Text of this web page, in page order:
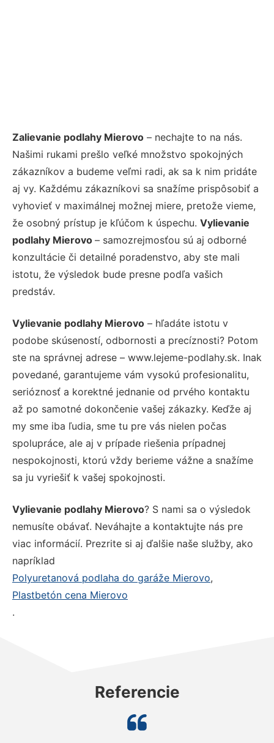
Zalievanie podlahy Mierovo – nechajte to na nás.
Našimi rukami prešlo veľké množstvo spokojných
zákazníkov a budeme veľmi radi, ak sa k nim pridáte
aj vy. Každému zákazníkovi sa snažíme prispôsobiť a
vyhovieť v maximálnej možnej miere, pretože vieme,
že osobný prístup je kľúčom k úspechu. Vylievanie
podlahy Mierovo – samozrejmosťou sú aj odborné
konzultácie či detailné poradenstvo, aby ste mali
istotu, že výsledok bude presne podľa vašich
predstáv.
Vylievanie podlahy Mierovo – hľadáte istotu v
podobe skúseností, odbornosti a precíznosti? Potom
ste na správnej adrese – www.lejeme-podlahy.sk. Inak
povedané, garantujeme vám vysokú profesionalitu,
serióznosť a korektné jednanie od prvého kontaktu
až po samotné dokončenie vašej zákazky. Keďže aj
my sme iba ľudia, sme tu pre vás nielen počas
spolupráce, ale aj v prípade riešenia prípadnej
nespokojnosti, ktorú vždy berieme vážne a snažíme
sa ju vyriešiť k vašej spokojnosti.
Vylievanie podlahy Mierovo? S nami sa o výsledok
nemusíte obávať. Neváhajte a kontaktujte nás pre
viac informácií. Prezrite si aj ďalšie naše služby, ako
napríklad
Polyuretanová podlaha do garáže Mierovo,
Plastbetón cena Mierovo
.
Referencie